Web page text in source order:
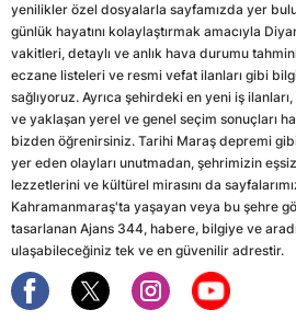
yenilikler özel dosyalarla sayfamızda yer
günlük hayatını kolaylaştırmak amacıyla
vakitleri, detaylı ve anlık hava durumu
eczane listeleri ve resmi vefat ilanları gibi
sağlıyoruz. Ayrıca şehirdeki en yeni iş
ve yaklaşan yerel ve genel seçim sonuçları
bizden öğrenirsiniz. Tarihi Maraş depremi
yer eden olayları unutmadan, şehrimizin
lezzetlerini ve kültürel mirasını da
Kahramanmaraş'ta yaşayan veya bu şehre
tasarlanan Ajans 344, habere, bilgiye ve
ulaşabileceğiniz tek ve en güvenilir adrestir.